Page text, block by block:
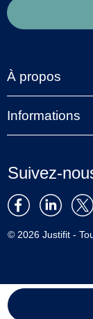
À propos
Informations
Suivez-
© 2026 Justifit -